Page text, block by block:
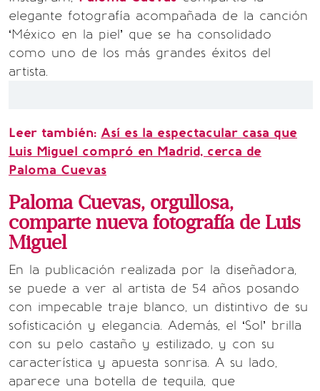
elegante fotografía acompañada de la canción
‘México en la piel’ que se ha consolidado
como uno de los más grandes éxitos del
artista.
Leer también: Así es la espectacular casa que
Luis Miguel compró en Madrid, cerca de
Paloma Cuevas
Paloma Cuevas, orgullosa,
comparte nueva fotografía de Luis
Miguel
En la publicación realizada por la diseñadora,
se puede a ver al artista de 54 años posando
con impecable traje blanco, un distintivo de su
sofisticación y elegancia. Además, el ‘Sol’ brilla
con su pelo castaño y estilizado, y con su
característica y apuesta sonrisa. A su lado,
aparece una botella de tequila, que